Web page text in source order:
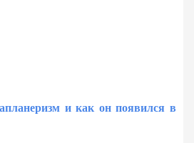
и как он появился в